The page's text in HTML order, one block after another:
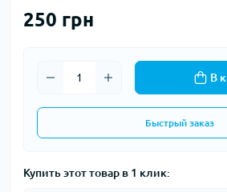
250 грн
В
Быстрый заказ
Купить этот товар в 1 клик: